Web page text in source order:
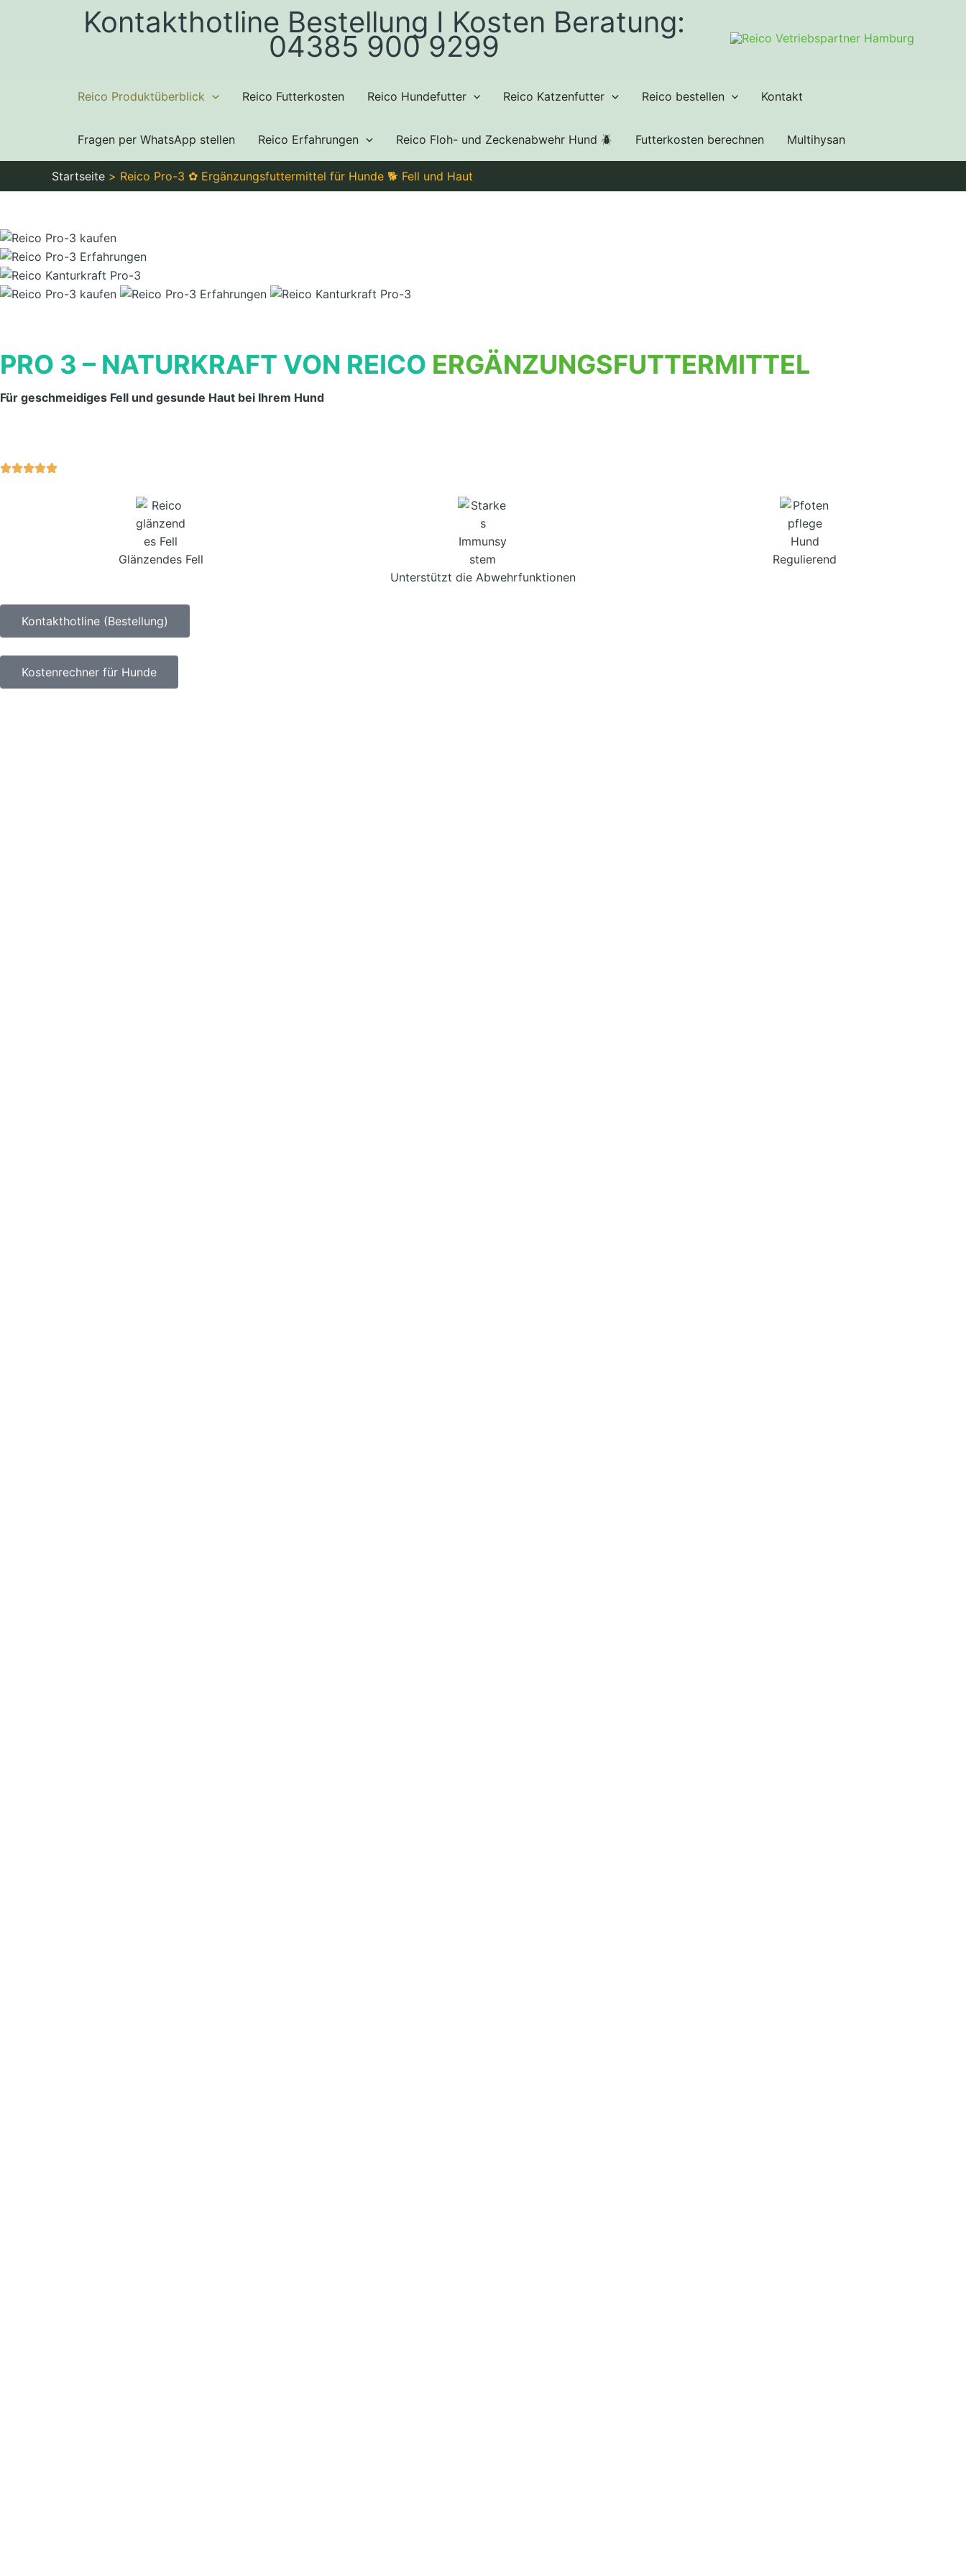
Kontakthotline Bestellung I Kosten Beratung:
04385 900 9299
Reico Produktüberblick Reico Futterkosten Reico Hundefutter Reico Katzenfutter Reico bestellen Kontakt
Fragen per WhatsApp stellen Reico Erfahrungen Reico Floh- und Zeckenabwehr Hund 🪲 Futterkosten berechnen Multihysan
Startseite Reico Pro-3 ✿ Ergänzungsfuttermittel für Hunde 🐕 Fell und Haut
PRO 3 – NATURKRAFT VON REICO ERGÄNZUNGSFUTTERMITTEL
Für geschmeidiges Fell und gesunde Haut bei Ihrem Hund
Glänzendes Fell
Unterstützt die Abwehrfunktionen
Regulierend
Kontakthotline (Bestellung)
Kostenrechner für Hunde